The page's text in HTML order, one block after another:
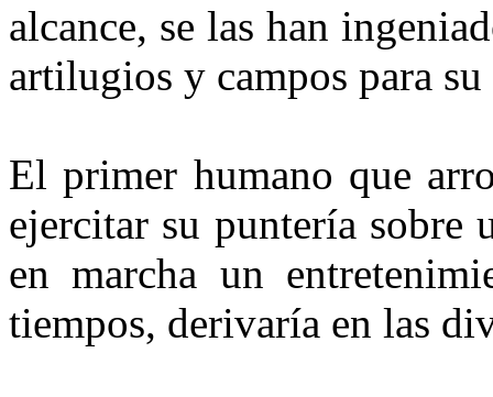
alcance, se las han
artilugios y campos para
El primer humano que
ejercitar su puntería sobre
en marcha un
tiempos, derivaría en las